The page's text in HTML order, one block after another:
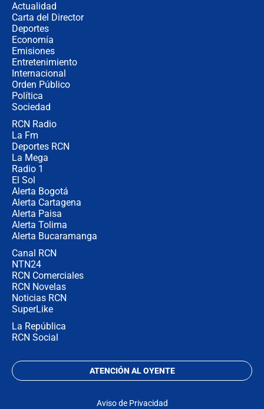
Actualidad
Carta del Director
Deportes
Economía
Emisiones
Entretenimiento
Internacional
Orden Público
Política
Sociedad
RCN Radio
La Fm
Deportes RCN
La Mega
Radio 1
El Sol
Alerta Bogotá
Alerta Cartagena
Alerta Paisa
Alerta Tolima
Alerta Bucaramanga
Canal RCN
NTN24
RCN Comerciales
RCN Novelas
Noticias RCN
SuperLike
La República
RCN Social
ATENCIÓN AL OYENTE
Aviso de Privacidad